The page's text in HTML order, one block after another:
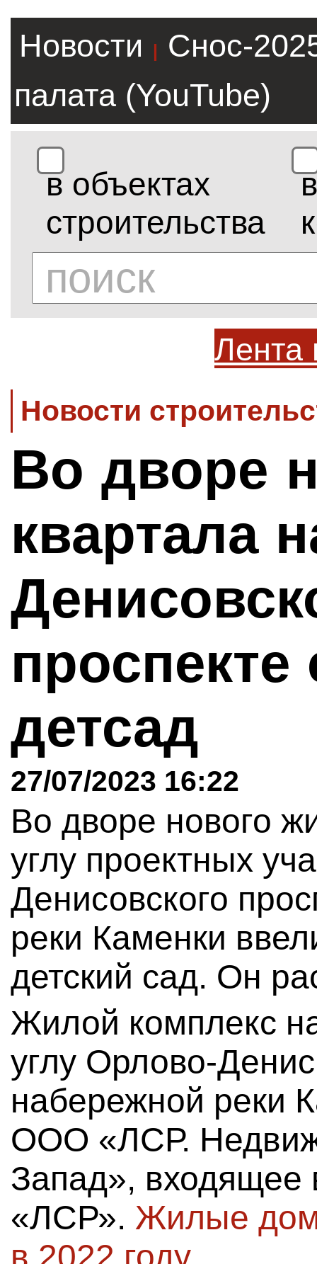
Новости |
Снос-
палата (YouTube)
в объектах
строительства
в
Лента
Новости
Во дворе
квартала
проспекте
детсад
27/07/2023 16:22
Во дворе нового
углу проектных
Денисовского
реки Каменки
детский сад. Он
Жилой комплекс
углу Орлово-
набережной реки
ООО «ЛСР.
Запад», входящее
«ЛСР». Жилые